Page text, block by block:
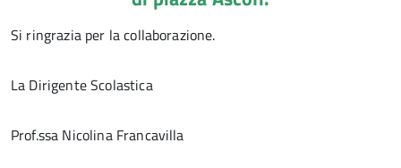
Si ringrazia per la collaborazione.
La Dirigente Scolastica
Prof.ssa Nicolina Francavilla